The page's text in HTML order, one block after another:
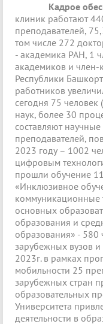
Кадрое
клиник работают
преподавателей,
том числе 272
- академика РАН, 1
академиков и член-
Республики
работников
сегодня 75 человек
наук, более 30
составляют
преподавателей,
2023 году – 1002
цифровым
прошли обучение
«Инклюзивное
коммуникационные
основных
образования и
образования» - 580
зарубежных вузов
2023г. в рамках
мобильности 25
зарубежных стран
образовательных
Университета
деятельности в